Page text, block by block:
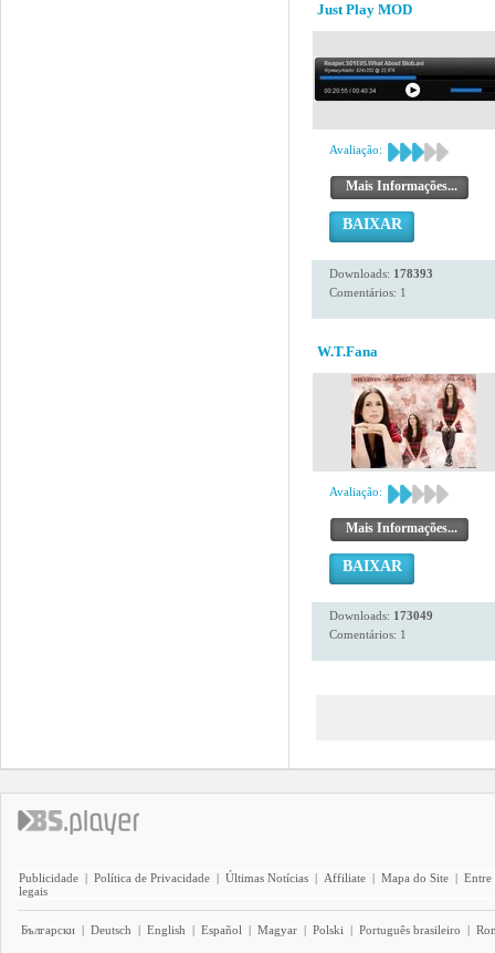
Just Play MOD
Avaliação:
Mais Informações...
BAIXAR
Downloads: 178393
Comentários: 1
W.T.Fana
Avaliação:
Mais Informações...
BAIXAR
Downloads: 173049
Comentários: 1
Publicidade | Política de Privacidade | Últimas Notícias | Affiliate | Mapa do Site | Entre
legais
Български | Deutsch | English | Español | Magyar | Polski | Português brasileiro |